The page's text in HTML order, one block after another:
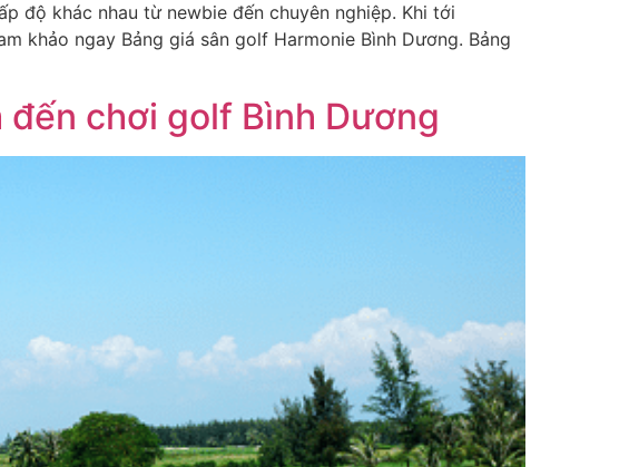
độ khác nhau từ newbie đến chuyên nghiệp. Khi tới
khảo ngay Bảng giá sân golf Harmonie Bình Dương. Bảng
chơi golf Bình Dương